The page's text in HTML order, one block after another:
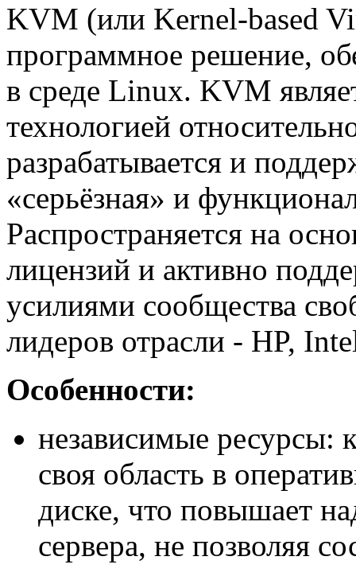
KVM (или Kernel-based
программное решение,
в среде Linux. KVM
технологией
разрабатывается и
«серьёзная» и
Распространяется на
лицензий и активно
усилиями сообщества
лидеров отрасли - HP,
Особенности:
независимые ресурсы:
своя область в
диске, что повышает
сервера, не позволяя